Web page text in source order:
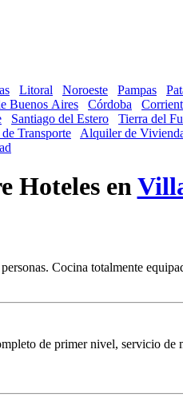
Litoral Noroeste Pampas
Buenos Aires Córdoba
Santiago del Estero Tierra del
Transporte Alquiler de
Hoteles en
Cocina totalmente
de primer nivel, servicio